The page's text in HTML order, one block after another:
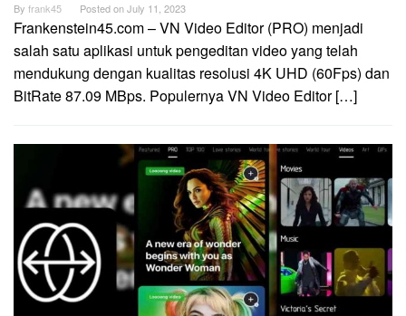
By frank45 Posted onJuly 11, 2023
Frankenstein45.com – VN Video Editor (PRO) menjadi
salah satu aplikasi untuk pengeditan video yang telah
mendukung dengan kualitas resolusi 4K UHD (60Fps) dan
BitRate 87.09 MBps. Populernya VN Video Editor […]